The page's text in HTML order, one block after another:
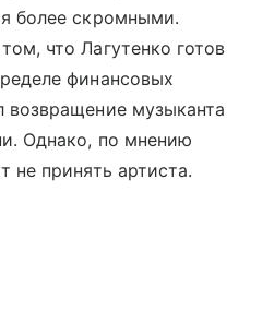
более скромными.
что Лагутенко готов
финансовых
возвращение музыканта
Однако, по мнению
не принять артиста.